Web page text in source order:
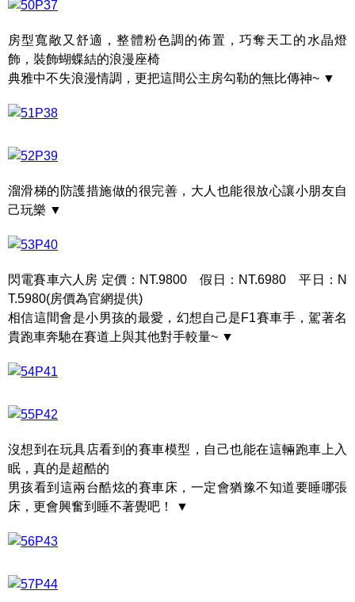
房型寬敞又舒適，整體粉色調的佈置，巧奪天工的水晶燈
飾，裝飾蝴蝶結的浪漫座椅
典雅中不失浪漫情調，更把這間公主房勾勒的無比傳神~ ▼
溜滑梯的防護措施做的很完善，大人也能很放心讓小朋友自
己玩樂 ▼
閃電賽車六人房 定價：NT.9800 假日：NT.6980 平日：N
T.5980(房價為官網提供)
相信這間會是小男孩的最愛，幻想自己是F1賽車手，駕著名
貴跑車奔馳在賽道上與其他對手較量~ ▼
沒想到在玩具店看到的賽車模型，自己也能在這輛跑車上入
眠，真的是超酷的
男孩看到這兩台酷炫的賽車床，一定會猶豫不知道要睡哪張
床，更會興奮到睡不著覺吧！ ▼